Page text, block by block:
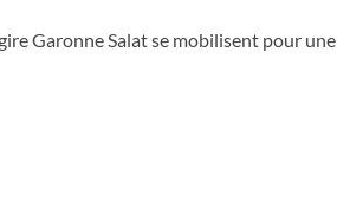
Garonne Salat se mobilisent pour une